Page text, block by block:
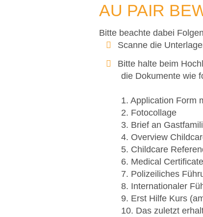
AU PAIR
Bitte beachte dabei
Scanne die
Bitte halte beim
die Dokumente wie
1. Application Form
2. Fotocollage
3. Brief an
4. Overview
5. Childcare
6. Medical
7. Polizeiliches
8. Internationaler
9. Erst Hilfe Kurs
10. Das zuletzt